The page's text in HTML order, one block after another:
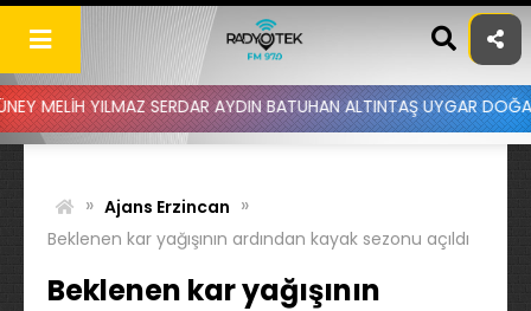
Skip
content
SERDAR AYDIN BATUHAN ALTINTAŞ UYGAR DOĞANAY -
» Ajans Erzincan »
Beklenen kar yağışının ardından kayak sezonu açıldı
Beklenen kar yağışının